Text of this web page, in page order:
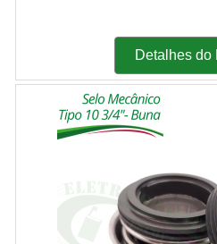
Detalhes do